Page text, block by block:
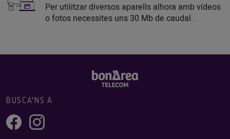
Per utilitzar diversos aparells alhora amb vídeos
o fotos necessites uns 30 Mb de caudal.
BUSCA'NS A